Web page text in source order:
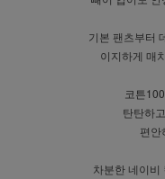
기본 팬츠부터
이지하게 매
코튼
탄탄하
편안
차분한 네이비